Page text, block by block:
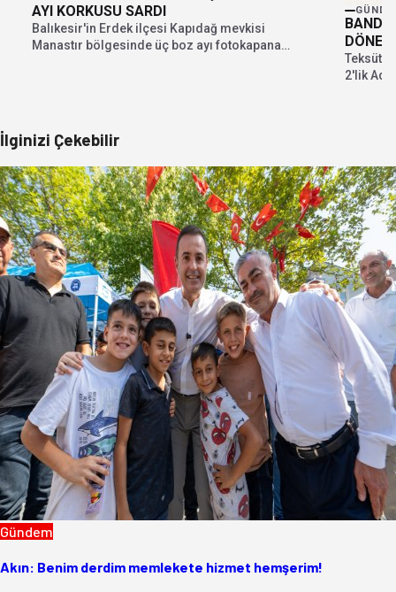
AYI KORKUSU SARDI
Balıkesir'in Erdek ilçesi Kapıdağ mevkisi
Manastır bölgesinde üç boz ayı fotokapana
Teksüt
2'lik
İlginizi Çekebilir
Gündem
Akın: Benim derdim memlekete hizmet hemşerim!